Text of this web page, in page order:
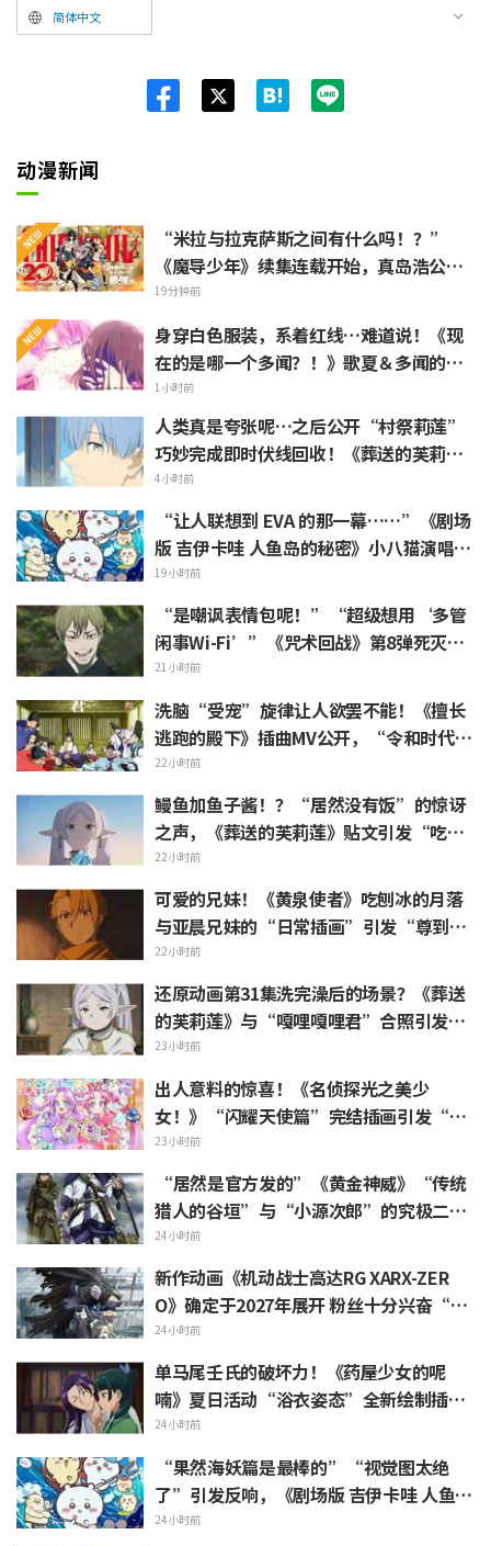
简体中文
动漫新闻
“米拉与拉克萨斯之间有什么吗！？”
《魔导少年》续集连载开始，真岛浩公开
的手绘关系图引粉丝狂热
19分钟前
身穿白色服装，系着红线…难道说！《现
在的是哪一个多闻？！》歌夏＆多闻的杂
志封面让粉丝直呼“KAWAII 尊死…”
“太不妙了！”陷入极限化
1小时前
人类真是夸张呢…之后公开“村祭莉莲”
巧妙完成即时伏线回收！《葬送的芙莉
莲》引发“是傲娇莉莲（Tsundere-re
n）呢”反响
4小时前
“让人联想到 EVA 的那一幕……”《剧场
版 吉伊卡哇 人鱼岛的秘密》小八猫演唱的
不安 PV 引发热议
19小时前
“是嘲讽表情包呢！”“超级想用‘多管
闲事Wi-Fi’”《咒术回战》第8弹死灭回
游表情包上线引发粉丝狂喜
21小时前
洗脑“受宠”旋律让人欲罢不能！《擅长
逃跑的殿下》插曲MV公开，“令和时代的
时代剧居然出角色歌”引发热议
22小时前
鳗鱼加鱼子酱！？“居然没有饭”的惊讶
之声，《葬送的芙莉莲》贴文引发“吃白
烧才是懂行”的热烈反响
22小时前
可爱的兄妹！《黄泉使者》吃刨冰的月落
与亚晨兄妹的“日常插画”引发“尊到升
天”“完全就是情侣嘛”等热烈反响
22小时前
还原动画第31集洗完澡后的场景？《葬送
的芙莉莲》与“嘎哩嘎哩君”合照引发
“头发像是裹着浴巾”热议
23小时前
出人意料的惊喜！《名侦探光之美少
女！》“闪耀天使篇”完结插画引发“心
里一阵紧揪”“感受到了制作组的爱”等
热烈反响
23小时前
“居然是官方发的”《黄金神威》“传统
猎人的谷垣”与“小源次郎”的究极二选
一 引发“两个都喜欢”的声浪涌现
24小时前
新作动画《机动战士高达RG XARX-ZER
O》确定于2027年展开 粉丝十分兴奋“斗
篷加上野兽般的胳膊！！”“主角机相当
帅气”
24小时前
单马尾壬氏的破坏力！《药屋少女的呢
喃》夏日活动“浴衣姿态”全新绘制插画
引发“心脏真的遭不住了”“建议留作壁
画”的反响
24小时前
“果然海妖篇是最棒的”“视觉图太绝
了”引发反响，《剧场版 吉伊卡哇 人鱼岛
的秘密》今日7月24日上映
24小时前